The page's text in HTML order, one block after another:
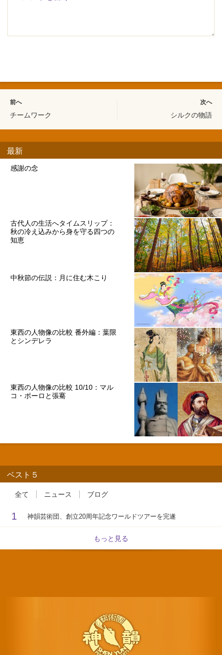
前へ
チームワーク
次へ
シルクの物語
最新
感謝の念
古代人の生活へタイムスリップ：
秋の冷え込みから身を守る四つの
知恵
中秋節の伝説：月に住む木こり
東西の人物像の比較 番外編：葉限
とシンデレラ
東西の人物像の比較 10/10：マル
コ・ポーロと張騫
ベスト５
全て ニュース ブログ
1 神韻芸術団、創立20周年記念ワールドツアーを完遂
もっと見る